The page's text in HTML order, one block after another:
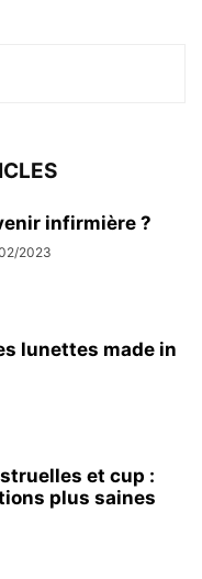
infirmière ?
2023
lunettes made in
et cup :
plus saines